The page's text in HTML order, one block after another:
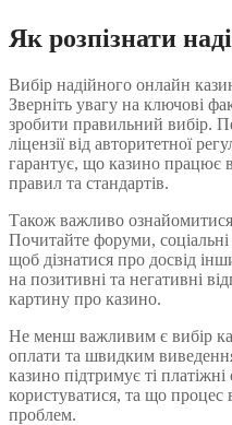
Як розпізнати
Вибір надійного онлайн
Зверніть увагу на ключові
зробити правильний вибір.
ліцензії від авторитетної
гарантує, що казино працює
правил та стандартів.
Також важливо
Почитайте форуми, соціальні
щоб дізнатися про досвід
на позитивні та негативні
картину про казино.
Не менш важливим є вибір
оплати та швидким
казино підтримує ті
користуватися, та що
проблем.